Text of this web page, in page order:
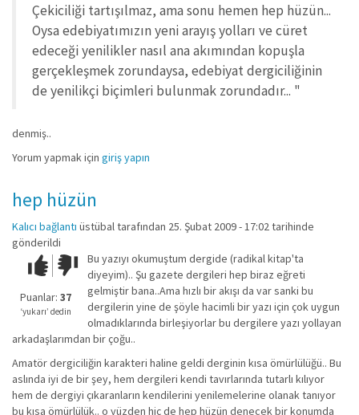
Çekiciliği tartışılmaz, ama sonu hemen hep hüzün...
Oysa edebiyatımızın yeni arayış yolları ve cüret
edeceği yenilikler nasıl ana akımından kopuşla
gerçekleşmek zorundaysa, edebiyat dergiciliğinin
de yenilikçi biçimleri bulunmak zorundadır... "
denmiş..
Yorum yapmak için giriş yapın
hep hüzün
Kalıcı bağlantı üstübaltarafından 25. Şubat 2009 - 17:02 tarihinde
gönderildi
Çok iyi!O
kadar
iyi
değil!
Puanlar: 37
‘yukarı’ dedin
Bu yazıyı okumuştum dergide (radikal kitap'ta
diyeyim).. Şu gazete dergileri hep biraz eğreti
gelmiştir bana..Ama hızlı bir akışı da var sanki bu
dergilerin yine de şöyle hacimli bir yazı için çok uygun
olmadıklarında birleşiyorlar bu dergilere yazı yollayan
arkadaşlarımdan bir çoğu..
Amatör dergiciliğin karakteri haline geldi derginin kısa ömürlülüğü.. Bu
aslında iyi de bir şey, hem dergileri kendi tavırlarında tutarlı kılıyor
hem de dergiyi çıkaranların kendilerini yenilemelerine olanak tanıyor
bu kısa ömürlülük.. o yüzden hiç de hep hüzün denecek bir konumda